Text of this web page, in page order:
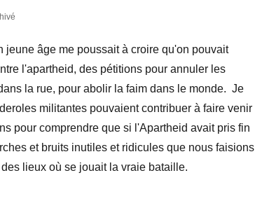
âge me poussait à croire qu'on pouvait
l'apartheid, des pétitions pour annuler les
la rue, pour abolir la faim dans le monde. Je
militantes pouvaient contribuer à faire venir
pour comprendre que si l'Apartheid avait pris fin
et bruits inutiles et ridicules que nous faisions
lieux où se jouait la vraie bataille.